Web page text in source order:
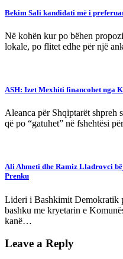
Bekim Sali kandidati më i
Në kohën kur po bëhen
lokale, po flitet edhe për një
ASH: Izet Mexhiti financohet nga
Aleanca për Shqiptarët
që po “gatuhet” në fshehtësi
Ali Ahmeti dhe Ramiz Lladrovci
Prenku
Lideri i Bashkimit Demokratik
bashku me kryetarin e
kanë…
Leave a Reply